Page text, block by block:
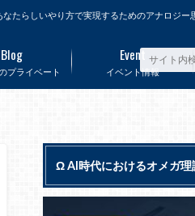
たらしいやり方で実現するためのアナロジー
プライベート
Blog
イベント情報
Event
Ω AI時代におけるオメガ理